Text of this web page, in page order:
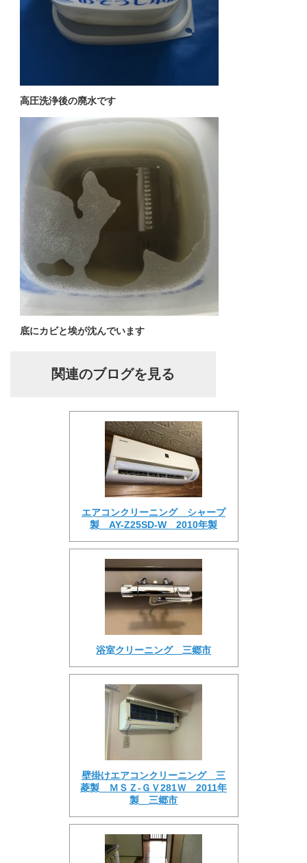
高圧洗浄後の廃水です
底にカビと埃が沈んでいます
関連のブログを見る
エアコンクリーニング シャープ
製 AY-Z25SD-W 2010年製
浴室クリーニング 三郷市
壁掛けエアコンクリーニング 三
菱製 ＭＳＺ-ＧＶ281Ｗ 2011年
製 三郷市